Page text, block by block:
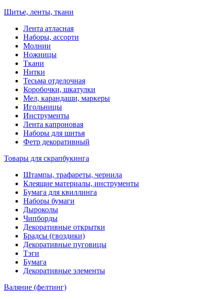
Шитье, ленты, ткани
Лента атласная
Наборы, ассорти
Молнии
Ножницы
Ткани
Нитки
Тесьма отделочная
Коробочки, шкатулки
Мел, карандаши, маркеры
Игольницы
Инструменты
Лента капроновая
Наборы для шитья
Фетр декоративный
Товары для скрапбукинга
Штампы, трафареты, чернила
Клеящие материалы, инструменты
Бумага для квиллинга
Наборы бумаги
Дыроколы
Чипборды
Декоративные открытки
Брадсы (гвоздики)
Декоративные пуговицы
Тэги
Бумага
Декоративные элементы
Валяние (фелтинг)